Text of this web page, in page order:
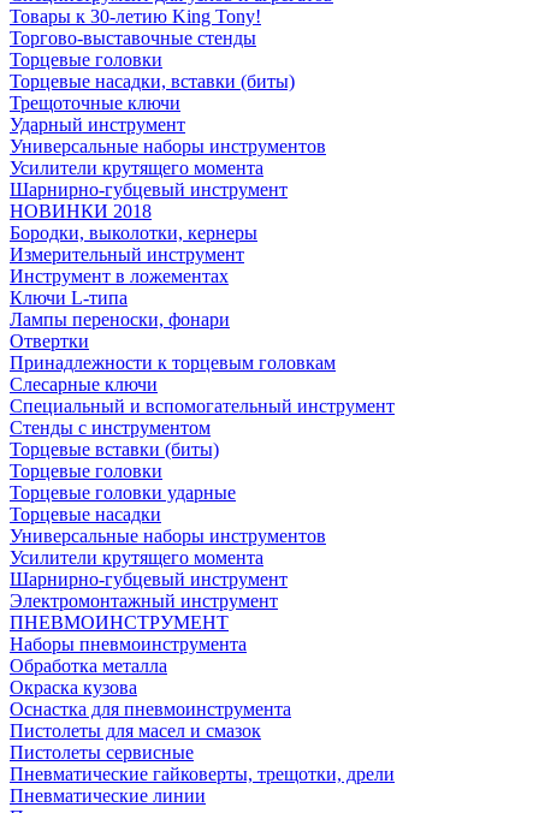
Товары к 30-летию King Tony!
Торгово-выставочные стенды
Торцевые головки
Торцевые насадки, вставки (биты)
Трещоточные ключи
Ударный инструмент
Универсальные наборы инструментов
Усилители крутящего момента
Шарнирно-губцевый инструмент
НОВИНКИ 2018
Бородки, выколотки, кернеры
Измерительный инструмент
Инструмент в ложементах
Ключи L-типа
Лампы переноски, фонари
Отвертки
Принадлежности к торцевым головкам
Слесарные ключи
Специальный и вспомогательный инструмент
Стенды с инструментом
Торцевые вставки (биты)
Торцевые головки
Торцевые головки ударные
Торцевые насадки
Универсальные наборы инструментов
Усилители крутящего момента
Шарнирно-губцевый инструмент
Электромонтажный инструмент
ПНЕВМОИНСТРУМЕНТ
Наборы пневмоинструмента
Обработка металла
Окраска кузова
Оснастка для пневмоинструмента
Пистолеты для масел и смазок
Пистолеты сервисные
Пневматические гайковерты, трещотки, дрели
Пневматические линии